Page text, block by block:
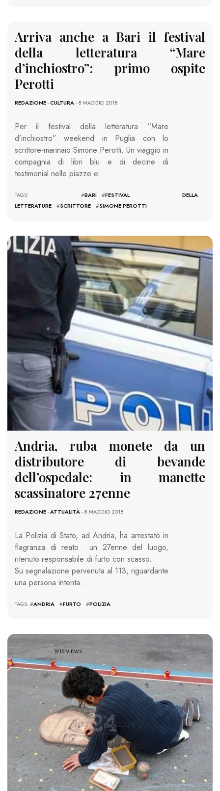
Arriva anche a Bari il festival
della letteratura “Mare
d’inchiostro”: primo ospite
Perotti
REDAZIONE-CULTURA- 8 MAGGIO 2018
Per il festival della letteratura “Mare
d’inchiostro” weekend in Puglia con lo
scrittore-marinaio Simone Perotti. Un viaggio in
compagnia di libri blu e di decine di
testimonial nelle piazze e…
TAGS: #BARI #FESTIVAL DELLA
LETTERATURE
#SCRITTORE #SIMONE PEROTTI
886 VIEWS
Andria, ruba monete da un
distributore di bevande
dell’ospedale: in manette
scassinatore 27enne
REDAZIONE-ATTUALITÀ- 8 MAGGIO 2018
La Polizia di Stato, ad Andria, ha arrestato in
flagranza di reato un 27enne del luogo,
ritenuto responsabile di furto con scasso.
Su segnalazione pervenuta al 113, riguardante
una persona intenta…
TAGS: #ANDRIA #FURTO #POLIZIA
1915 VIEWS